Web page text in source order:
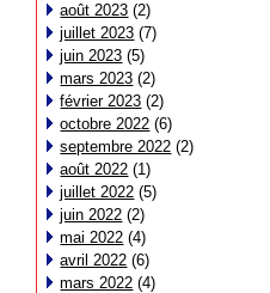
août 2023 (2)
juillet 2023 (7)
juin 2023 (5)
mars 2023 (2)
février 2023 (2)
octobre 2022 (6)
septembre 2022 (2)
août 2022 (1)
juillet 2022 (5)
juin 2022 (2)
mai 2022 (4)
avril 2022 (6)
mars 2022 (4)